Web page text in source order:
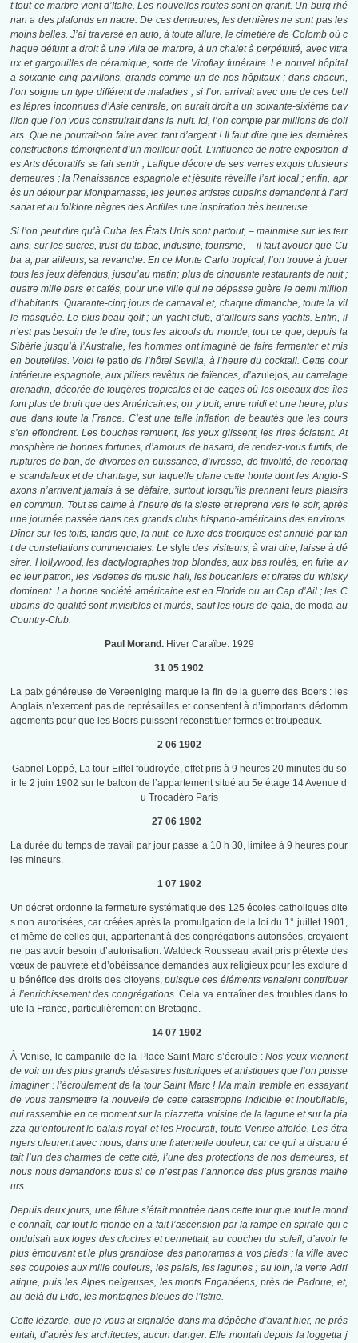
t tout ce marbre vient d’Italie. Les nouvelles routes sont en granit. Un burg rhé
nan a des plafonds en nacre. De ces demeures, les dernières ne sont pas les
moins belles. J’ai traversé en auto, à toute allure, le cimetière de Colomb où c
haque défunt a droit à une villa de marbre, à un chalet à perpétuité, avec vitra
ux et gargouilles de céramique, sorte de Viroflay funéraire. Le nouvel hôpital
a soixante-cinq pavillons, grands comme un de nos hôpitaux ; dans chacun,
l’on soigne un type différent de maladies ; si l’on arrivait avec une de ces bell
es lèpres inconnues d’Asie centrale, on aurait droit à un soixante-sixième pav
illon que l’on vous construirait dans la nuit. Ici, l’on compte par millions de doll
ars. Que ne pourrait-on faire avec tant d’argent ! Il faut dire que les dernières
constructions témoignent d’un meilleur goût. L’influence de notre exposition d
es Arts décoratifs se fait sentir ; Lalique décore de ses verres exquis plusieurs
demeures ; la Renaissance espagnole et jésuite réveille l’art local ; enfin, apr
ès un détour par Montparnasse, les jeunes artistes cubains demandent à l’arti
sanat et au folklore nègres des Antilles une inspiration très heureuse.
Si l’on peut dire qu’à Cuba les États Unis sont partout, – mainmise sur les terr
ains, sur les sucres, trust du tabac, industrie, tourisme, – il faut avouer que Cu
ba a, par ailleurs, sa revanche. En ce Monte Carlo tropical, l’on trouve à jouer
tous les jeux défendus, jusqu’au matin; plus de cinquante restaurants de nuit ;
quatre mille bars et cafés, pour une ville qui ne dépasse guère le demi million
d’habitants. Quarante-cinq jours de carnaval et, chaque dimanche, toute la vil
le masquée. Le plus beau golf ; un yacht club, d’ailleurs sans yachts. Enfin, il
n’est pas besoin de le dire, tous les alcools du monde, tout ce que, depuis la
Sibérie jusqu’à l’Australie, les hommes ont imaginé de faire fermenter et mis
en bouteilles. Voici le patiode l’hôtel Sevilla, à l’heure du cocktail. Cette cour
intérieure espagnole, aux piliers revêtus de faïences, d’azulejos, au carrelage
grenadin, décorée de fougères tropicales et de cages où les oiseaux des îles
font plus de bruit que des Américaines, on y boit, entre midi et une heure, plus
que dans toute la France. C’est une telle inflation de beautés que les cours
s’en effondrent. Les bouches remuent, les yeux glissent, les rires éclatent. At
mosphère de bonnes fortunes, d’amours de hasard, de rendez-vous furtifs, de
ruptures de ban, de divorces en puissance, d’ivresse, de frivolité, de reportag
e scandaleux et de chantage, sur laquelle plane cette honte dont les Anglo-S
axons n’arrivent jamais à se défaire, surtout lorsqu’ils prennent leurs plaisirs
en commun. Tout se calme à l’heure de la sieste et reprend vers le soir, après
une journée passée dans ces grands clubs hispano-américains des environs.
Dîner sur les toits, tandis que, la nuit, ce luxe des tropiques est annulé par tan
t de constellations commerciales. Lestyle des visiteurs, à vrai dire, laisse à dé
sirer. Hollywood, les dactylographes trop blondes, aux bas roulés, en fuite av
ec leur patron, les vedettes de music hall, les boucaniers et pirates du whisky
dominent. La bonne société américaine est en Floride ou au Cap d’Ail ; les C
ubains de qualité sont invisibles et murés, sauf les jours de gala,de moda au
Country-Club.
Paul Morand. Hiver Caraïbe. 1929
31 05 1902
La paix généreuse de Vereeniging marque la fin de la guerre des Boers : les
Anglais n’exercent pas de représailles et consentent à d’importants dédomm
agements pour que les Boers puissent reconstituer fermes et troupeaux.
2 06 1902
Gabriel Loppé, La tour Eiffel foudroyée, effet pris à 9 heures 20 minutes du so
ir le 2 juin 1902 sur le balcon de l’appartement situé au 5e étage 14 Avenue d
u Trocadéro Paris
27 06 1902
La durée du temps de travail par jour passe à 10 h 30, limitée à 9 heures pour
les mineurs.
1 07 1902
Un décret ordonne la fermeture systématique des 125 écoles catholiques dite
s non autorisées, car créées après la promulgation de la loi du 1° juillet 1901,
et même de celles qui, appartenant à des congrégations autorisées, croyaient
ne pas avoir besoin d’autorisation. Waldeck Rousseau avait pris prétexte des
vœux de pauvreté et d’obéissance demandés aux religieux pour les exclure d
u bénéfice des droits des citoyens, puisque ces éléments venaient contribuer
à l’enrichissement des congrégations.Cela va entraîner des troubles dans to
ute la France, particulièrement en Bretagne.
14 07 1902
À Venise, le campanile de la Place Saint Marc s’écroule :Nos yeux viennent
de voir un des plus grands désastres historiques et artistiques que l’on puisse
imaginer : l’écroulement de la tour Saint Marc ! Ma main tremble en essayant
de vous transmettre la nouvelle de cette catastrophe indicible et inoubliable,
qui rassemble en ce moment sur la piazzetta voisine de la lagune et sur la pia
zza qu’entourent le palais royal et les Procurati, toute Venise affolée. Les étra
ngers pleurent avec nous, dans une fraternelle douleur, car ce qui a disparu é
tait l’un des charmes de cette cité, l’une des protections de nos demeures, et
nous nous demandons tous si ce n’est pas l’annonce des plus grands malhe
urs.
Depuis deux jours, une fêlure s’était montrée dans cette tour que tout le mond
e connaît, car tout le monde en a fait l’ascension par la rampe en spirale qui c
onduisait aux loges des cloches et permettait, au coucher du soleil, d’avoir le
plus émouvant et le plus grandiose des panoramas à vos pieds : la ville avec
ses coupoles aux mille couleurs, les palais, les lagunes ; au loin, la verte Adri
atique, puis les Alpes neigeuses, les monts Enganéens, près de Padoue, et,
au-delà du Lido, les montagnes bleues de l’Istrie.
Cette lézarde, que je vous ai signalée dans ma dépêche d’avant hier, ne prés
entait, d’après les architectes, aucun danger. Elle montait depuis la loggetta j